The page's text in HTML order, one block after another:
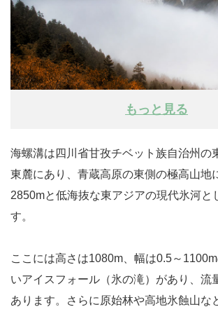
もっと見る
海螺溝は四川省甘孜チベット族自治州の
東麓にあり、青蔵高原の東側の極高山地
2850mと低海抜な東アジアの現代氷河と
す。
ここには高さは1080m、幅は0.5～
いアイスフォール（氷の滝）があり、流
あります。さらに原始林や高地氷蝕山な